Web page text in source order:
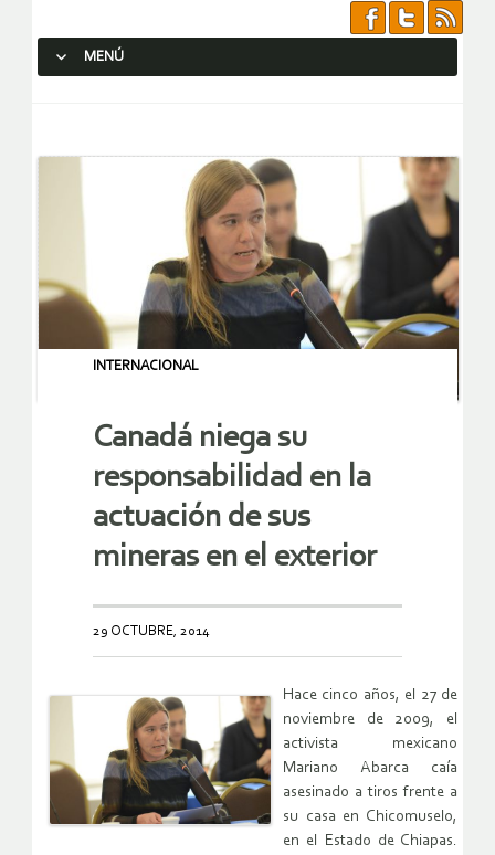
MENÚ
INTERNACIONAL
Canadá niega su
responsabilidad en la
actuación de sus
mineras en el exterior
29 OCTUBRE, 2014
Hace cinco años, el 27 de
noviembre de 2009, el
activista mexicano
Mariano Abarca caía
asesinado a tiros frente a
su casa en Chicomuselo,
en el Estado de Chiapas.